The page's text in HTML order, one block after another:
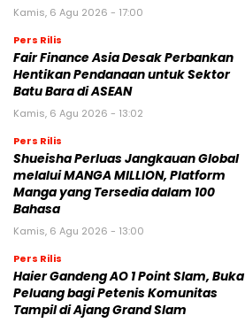
Kamis, 6 Agu 2026 - 17:00
Pers Rilis
Fair Finance Asia Desak Perbankan
Hentikan Pendanaan untuk Sektor
Batu Bara di ASEAN
Kamis, 6 Agu 2026 - 13:02
Pers Rilis
Shueisha Perluas Jangkauan Global
melalui MANGA MILLION, Platform
Manga yang Tersedia dalam 100
Bahasa
Kamis, 6 Agu 2026 - 13:00
Pers Rilis
Haier Gandeng AO 1 Point Slam, Buka
Peluang bagi Petenis Komunitas
Tampil di Ajang Grand Slam